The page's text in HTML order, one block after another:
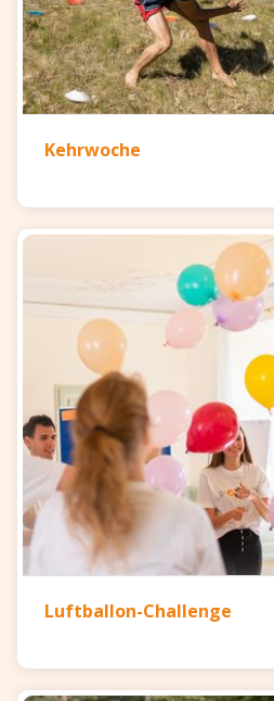
Kehrwoche
Luftballon-Challenge